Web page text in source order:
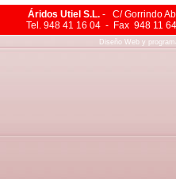
Áridos Utiel S.L. - C/ Gorrindo
Tel. 948 41 16 04 - Fax 948 11
Diseño Web y